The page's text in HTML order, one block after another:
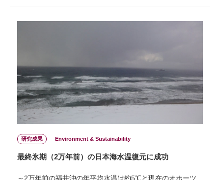
研究成果 Environment & Sustainability
最終氷期（2万年前）の日本海水温復元に成功
～2万年前の福井沖の年平均水温は約5℃と現在のオホーツ